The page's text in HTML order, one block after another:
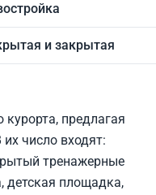
и закрытая
предлагая
число входят:
тренажерные
детская площадка,